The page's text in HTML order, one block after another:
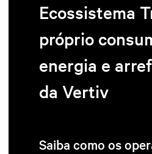
Ecossistema
próprio
energia e
da Vertiv
Saiba como os